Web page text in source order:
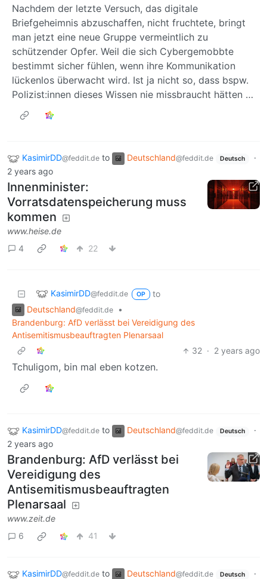
Nachdem der letzte Versuch, das digitale
Briefgeheimnis abzuschaffen, nicht fruchtete, bringt
man jetzt eine neue Gruppe vermeintlich zu
schützender Opfer. Weil die sich Cybergemobbte
bestimmt sicher fühlen, wenn ihre Kommunikation
lückenlos überwacht wird. Ist ja nicht so, dass bspw.
Polizist:innen dieses Wissen nie missbraucht hätten …
KasimirDD@feddit.de to Deutschland@feddit.de Deutsch
·
2 years ago
Innenminister:
Vorratsdatenspeicherung muss
kommen
www.heise.de
4
22
KasimirDD@feddit.de OP
to
Deutschland@feddit.de
•
Brandenburg: AfD verlässt bei Vereidigung des
Antisemitismusbeauftragten Plenarsaal
32 · 2 years ago
Tchuligom, bin mal eben kotzen.
KasimirDD@feddit.de to Deutschland@feddit.de Deutsch
·
2 years ago
Brandenburg: AfD verlässt bei
Vereidigung des
Antisemitismusbeauftragten
Plenarsaal
www.zeit.de
6
41
KasimirDD@feddit.de to Deutschland@feddit.de Deutsch
·